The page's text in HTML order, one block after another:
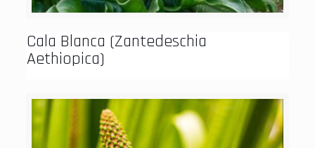
Cala Blanca (Zantedeschia
Aethiopica)